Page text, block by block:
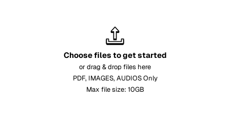
Choose files to get started
or drag & drop files here
PDF, IMAGES, AUDIOS Only
Max file size: 10GB